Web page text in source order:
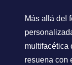
Más allá del
multifacética
resuena con